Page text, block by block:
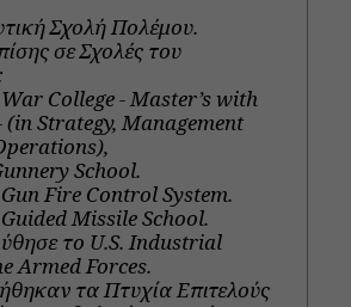
Σχολή Πολέμου.
σε Σχολές του
College - Master’s with
Strategy, Management
School.
Fire Control System.
Missile School.
το U.S. Industrial
Armed Forces.
τα Πτυχία Επιτελούς